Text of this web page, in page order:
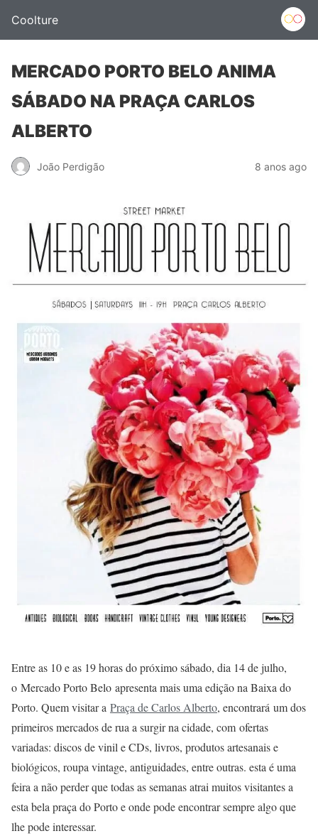
Coolture
MERCADO PORTO BELO ANIMA
SÁBADO NA PRAÇA CARLOS
ALBERTO
João Perdigão 8 anos ago
Entre as 10 e as 19 horas do próximo sábado, dia 14 de julho,
o Mercado Porto Belo apresenta mais uma edição na Baixa do
Porto. Quem visitar a Praça de Carlos Alberto, encontrará um dos
primeiros mercados de rua a surgir na cidade, com ofertas
variadas: discos de vinil e CDs, livros, produtos artesanais e
biológicos, roupa vintage, antiguidades, entre outras. esta é uma
feira a não perder que todas as semanas atrai muitos visitantes a
esta bela praça do Porto e onde pode encontrar sempre algo que
lhe pode interessar.